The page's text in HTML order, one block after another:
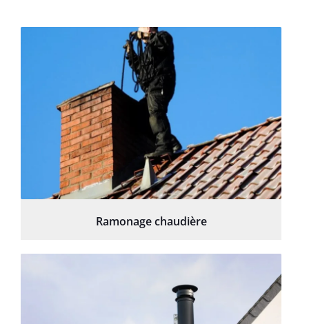
Ramonage chaudière